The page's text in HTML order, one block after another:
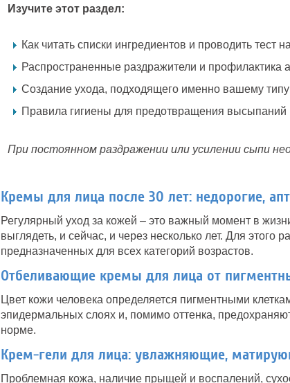
Изучите этот раздел:
Как читать списки ингредиентов и проводить тест
Распространенные раздражители и профилактика
Создание ухода, подходящего именно вашему
Правила гигиены для предотвращения высыпаний
При постоянном раздражении или усилении сыпи
Кремы для лица после 30 лет: недорогие,
Регулярный уход за кожей – это важный момент в
выглядеть, и сейчас, и через несколько лет. Для этого
предназначенных для всех категорий возрастов.
Отбеливающие кремы для лица от
Цвет кожи человека определяется пигментными
эпидермальных слоях и, помимо оттенка,
норме.
Крем-гели для лица: увлажняющие,
Проблемная кожа, наличие прыщей и воспалений,